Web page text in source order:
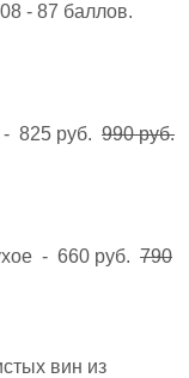
- 87 баллов.
- 825 руб. 990 руб.
- 660 руб. 790
вин из